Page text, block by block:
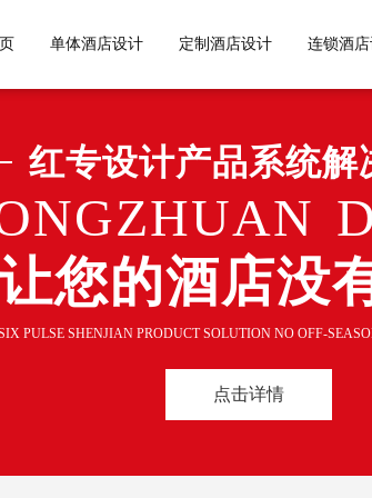
单体酒店设计 定制酒店设计 连锁酒
红专设计产品系统解
让您的酒店没
PULSE SHENJIAN PRODUCT SOLUTION NO OFF-
点击详情